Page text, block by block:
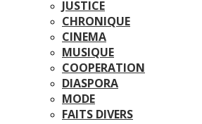
JUSTICE
CHRONIQUE
CINEMA
MUSIQUE
COOPERATION
DIASPORA
MODE
FAITS DIVERS